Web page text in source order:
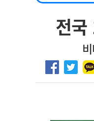
고객센터
전